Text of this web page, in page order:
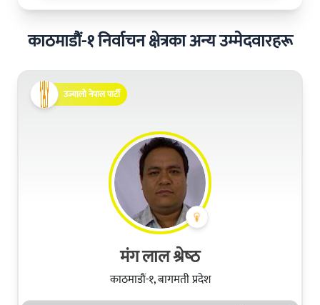
काठमाडौं-१ निर्वाचन क्षेत्रका अन्य उम्मेदवारहरू
उज्यालो नेपाल पार्टी
मंग लाल श्रेष्‍ठ
काठमाडौं-१, बागमती प्रदेश